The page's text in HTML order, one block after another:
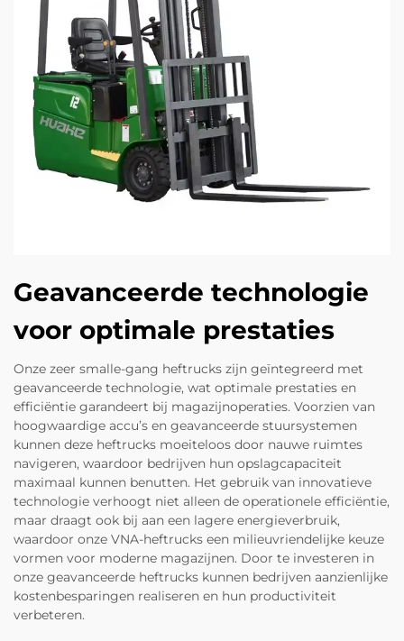
Geavanceerde technologie
voor optimale prestaties
Onze zeer smalle-gang heftrucks zijn geïntegreerd met
geavanceerde technologie, wat optimale prestaties en
efficiëntie garandeert bij magazijnoperaties. Voorzien van
hoogwaardige accu’s en geavanceerde stuursystemen
kunnen deze heftrucks moeiteloos door nauwe ruimtes
navigeren, waardoor bedrijven hun opslagcapaciteit
maximaal kunnen benutten. Het gebruik van innovatieve
technologie verhoogt niet alleen de operationele efficiëntie,
maar draagt ook bij aan een lagere energieverbruik,
waardoor onze VNA-heftrucks een milieuvriendelijke keuze
vormen voor moderne magazijnen. Door te investeren in
onze geavanceerde heftrucks kunnen bedrijven aanzienlijke
kostenbesparingen realiseren en hun productiviteit
verbeteren.